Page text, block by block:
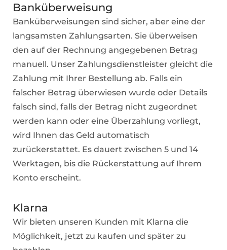
Banküberweisung
Banküberweisungen sind sicher, aber eine der
langsamsten Zahlungsarten. Sie überweisen
den auf der Rechnung angegebenen Betrag
manuell. Unser Zahlungsdienstleister gleicht die
Zahlung mit Ihrer Bestellung ab. Falls ein
falscher Betrag überwiesen wurde oder Details
falsch sind, falls der Betrag nicht zugeordnet
werden kann oder eine Überzahlung vorliegt,
wird Ihnen das Geld automatisch
zurückerstattet. Es dauert zwischen 5 und 14
Werktagen, bis die Rückerstattung auf Ihrem
Konto erscheint.
Klarna
Wir bieten unseren Kunden mit Klarna die
Möglichkeit, jetzt zu kaufen und später zu